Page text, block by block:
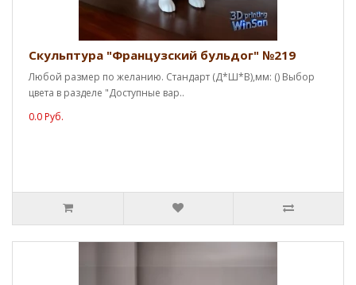
Скульптура "Французский бульдог" №219
Любой размер по желанию. Стандарт (Д*Ш*В),мм: () Выбор
цвета в разделе "Доступные вар..
0.0 Руб.